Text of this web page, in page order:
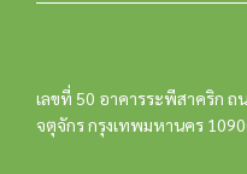
เลขที่ 50 อาคารระพีสาคริก ถ
จตุจักร กรุงเทพมหานคร